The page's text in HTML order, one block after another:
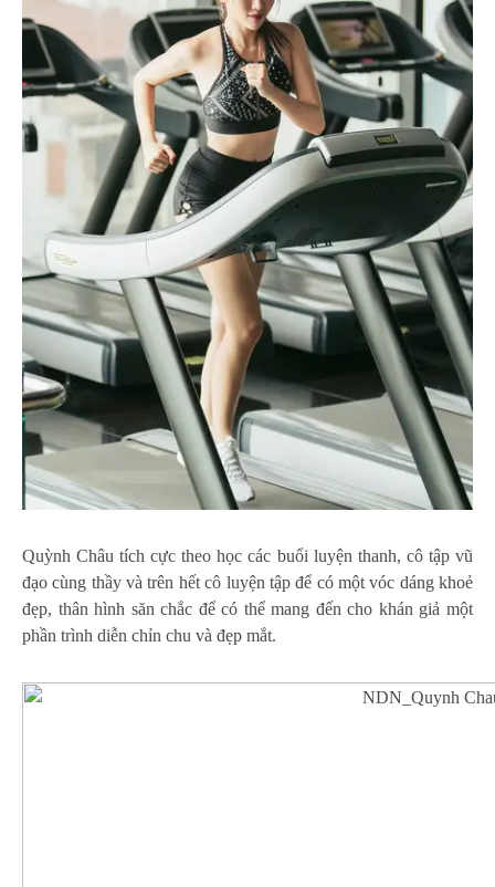
Quỳnh Châu tích cực theo học các buổi luyện thanh, cô tập vũ
đạo cùng thầy và trên hết cô luyện tập để có một vóc dáng khoẻ
đẹp, thân hình săn chắc để có thể mang đến cho khán giả một
phần trình diễn chỉn chu và đẹp mắt.